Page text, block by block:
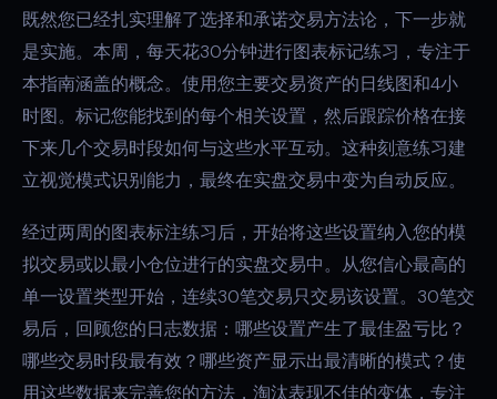
既然您已经扎实理解了选择和承诺交易方法论，下一步就
是实施。本周，每天花30分钟进行图表标记练习，专注于
本指南涵盖的概念。使用您主要交易资产的日线图和4小
时图。标记您能找到的每个相关设置，然后跟踪价格在接
下来几个交易时段如何与这些水平互动。这种刻意练习建
立视觉模式识别能力，最终在实盘交易中变为自动反应。
经过两周的图表标注练习后，开始将这些设置纳入您的模
拟交易或以最小仓位进行的实盘交易中。从您信心最高的
单一设置类型开始，连续30笔交易只交易该设置。30笔交
易后，回顾您的日志数据：哪些设置产生了最佳盈亏比？
哪些交易时段最有效？哪些资产显示出最清晰的模式？使
用这些数据来完善您的方法，淘汰表现不佳的变体，专注